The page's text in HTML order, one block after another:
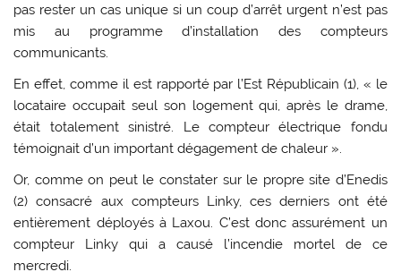
pas rester un cas unique si un coup d’arrêt urgent n’est pas
mis au programme d’installation des compteurs
communicants.
En effet, comme il est rapporté par l’Est Républicain (1), « le
locataire occupait seul son logement qui, après le drame,
était totalement sinistré. Le compteur électrique fondu
témoignait d’un important dégagement de chaleur ».
Or, comme on peut le constater sur le propre site d’Enedis
(2) consacré aux compteurs Linky, ces derniers ont été
entièrement déployés à Laxou. C’est donc assurément un
compteur Linky qui a causé l’incendie mortel de ce
mercredi.